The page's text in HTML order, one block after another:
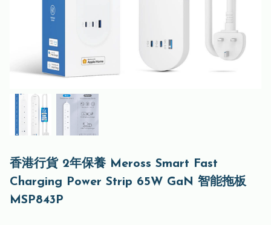
香港行貨 2年保養 Meross Smart Fast
Charging Power Strip 65W GaN 智能拖板
MSP843P